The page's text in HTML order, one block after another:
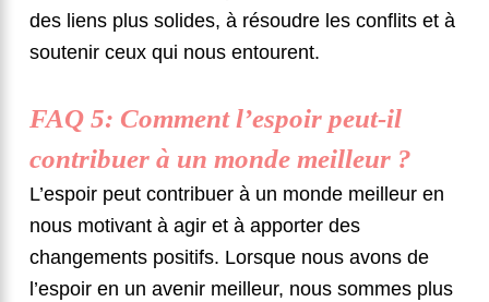
des liens plus solides, à résoudre les conflits et à
soutenir ceux qui nous entourent.
FAQ 5: Comment l’espoir peut-il
contribuer à un monde meilleur ?
L’espoir peut contribuer à un monde meilleur en
nous motivant à agir et à apporter des
changements positifs. Lorsque nous avons de
l’espoir en un avenir meilleur, nous sommes plus